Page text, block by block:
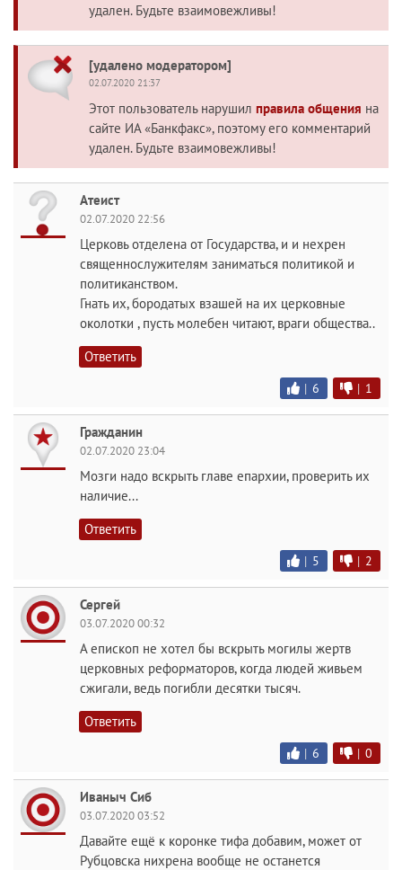
удален. Будьте взаимовежливы!
[удалено модератором]
02.07.2020 21:37
Этот пользователь нарушил правила общения на
сайте ИА «Банкфакс», поэтому его комментарий
удален. Будьте взаимовежливы!
Атеист
02.07.2020 22:56
Церковь отделена от Государства, и и нехрен
священнослужителям заниматься политикой и
политиканством.
Гнать их, бородатых взашей на их церковные
околотки , пусть молебен читают, враги общества..
Ответить
| 6 | 1
Гражданин
02.07.2020 23:04
Мозги надо вскрыть главе епархии, проверить их
наличие...
Ответить
| 5 | 2
Сергей
03.07.2020 00:32
А епископ не хотел бы вскрыть могилы жертв
церковных реформаторов, когда людей живьем
сжигали, ведь погибли десятки тысяч.
Ответить
| 6 | 0
Иваныч Сиб
03.07.2020 03:52
Давайте ещё к коронке тифа добавим, может от
Рубцовска нихрена вообще не останется